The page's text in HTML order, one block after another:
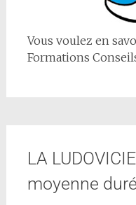
Vous voulez en
Formations
LA
moyenne